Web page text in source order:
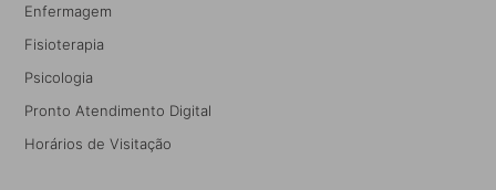
Enfermagem
Fisioterapia
Psicologia
Pronto Atendimento Digital
Horários de Visitação